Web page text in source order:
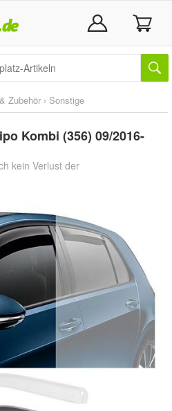
Zubehör › Sonstige
Kombi (356) 09/2016-
kein Verlust der